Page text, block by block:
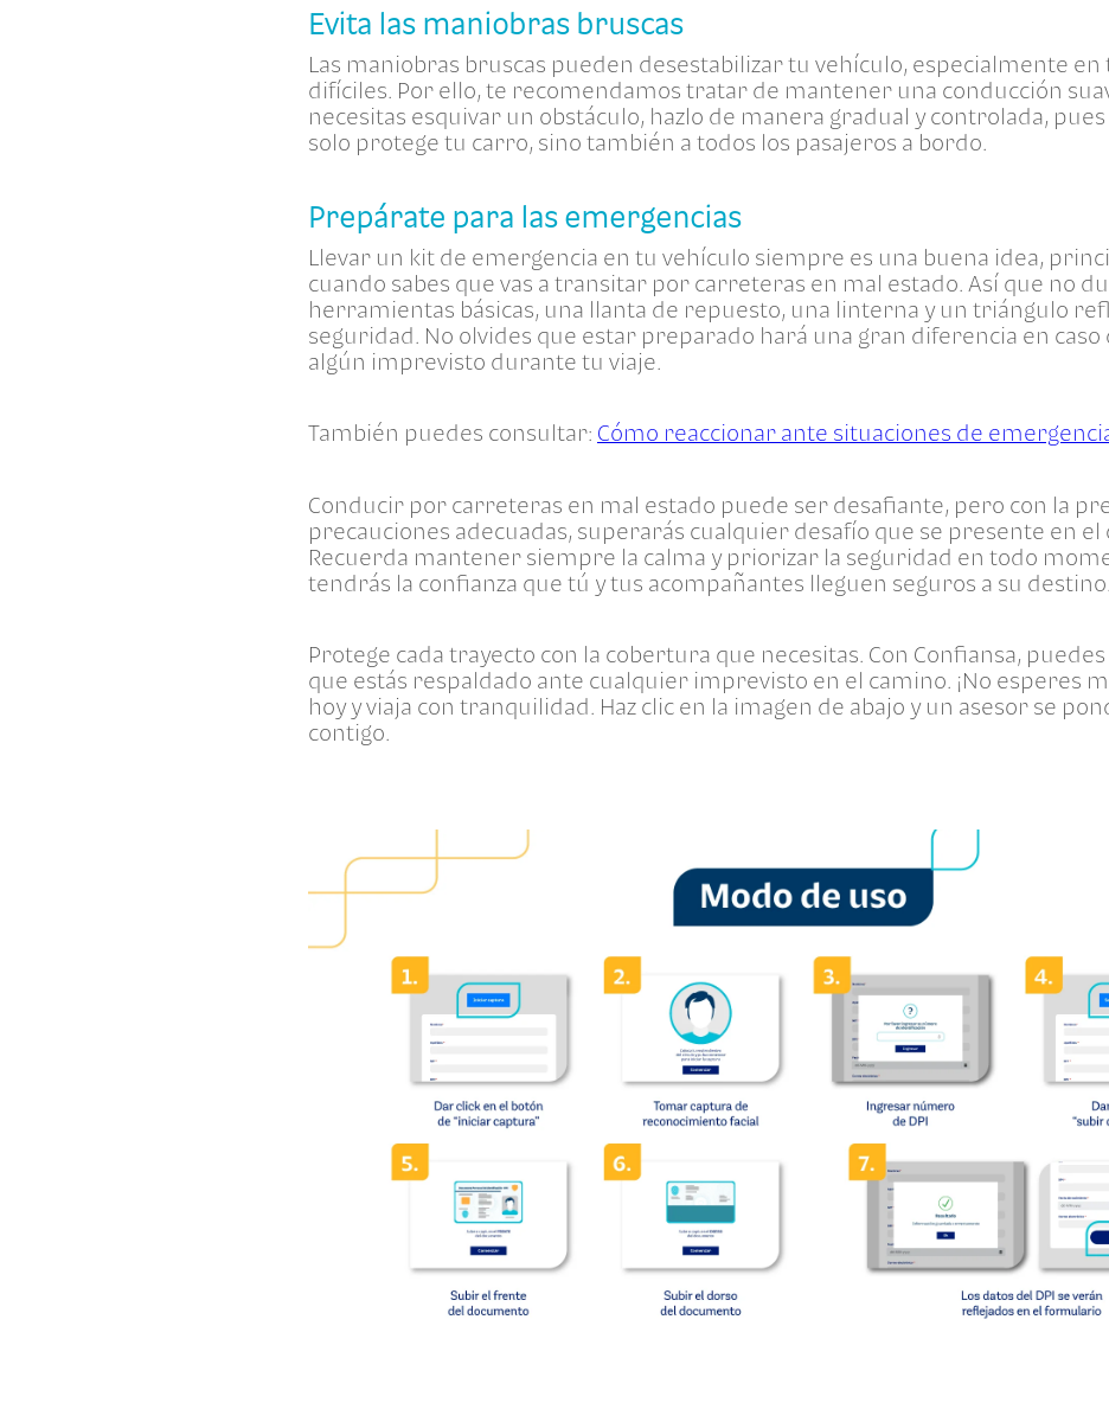
Evita las maniobras bruscas
Las maniobras bruscas pueden desestabilizar tu vehículo, especialmente
difíciles. Por ello, te recomendamos tratar de mantener una conducción
necesitas esquivar un obstáculo, hazlo de manera gradual y controlada, pues
solo protege tu carro, sino también a todos los pasajeros a bordo.
Prepárate para las emergencias
Llevar un kit de emergencia en tu vehículo siempre es una buena idea,
cuando sabes que vas a transitar por carreteras en mal estado. Así que no
herramientas básicas, una llanta de repuesto, una linterna y un triángulo
seguridad. No olvides que estar preparado hará una gran diferencia en
algún imprevisto durante tu viaje.
También puedes consultar: Cómo reaccionar ante situaciones de
Conducir por carreteras en mal estado puede ser desafiante, pero con la
precauciones adecuadas, superarás cualquier desafío que se presente en el
Recuerda mantener siempre la calma y priorizar la seguridad en todo
tendrás la confianza que tú y tus acompañantes lleguen seguros a su destino.
Protege cada trayecto con la cobertura que necesitas. Con Confiansa,
que estás respaldado ante cualquier imprevisto en el camino. ¡No esperes
hoy y viaja con tranquilidad. Haz clic en la imagen de abajo y un asesor se
contigo.